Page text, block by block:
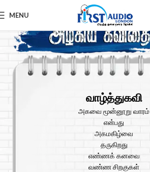
MENU
வாழ்த்துகவி
அகவை மூன்னூறு வாரம்
என்பது
அகமகிழ்வை
தருகிறது
எண்ணக் கனவை
வண்ண சிறகுகள்